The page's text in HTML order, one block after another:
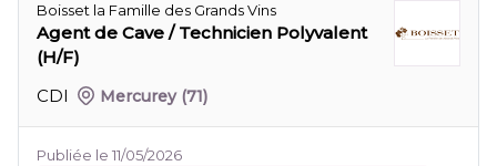
Boisset la Famille des Grands Vins
Agent de Cave / Technicien Polyvalent
(H/F)
CDI
Mercurey (71)
Publiée le 11/05/2026